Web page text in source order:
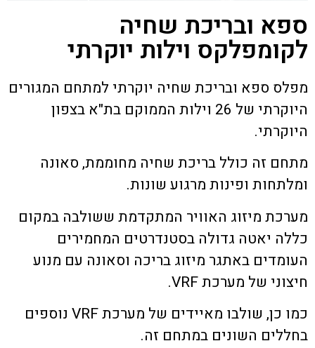
ספא ובריכת שחיה
לקומפלקס וילות יוקרתי
מפלס ספא ובריכת שחיה יוקרתי למתחם המגורים
היוקרתי של 26 וילות הממוקם בת"א בצפון
היוקרתי.
מתחם זה כולל בריכת שחיה מחוממת, סאונה
ומלתחות ופינות מרגוע שונות.
מערכת מיזוג האוויר המתקדמת ששולבה במקום
כללה יאטה גדולה בסטנדרטים המחמירים
העומדים באתגר מיזוג בריכה וסאונה עם מנוע
חיצוני של מערכת VRF.
כמו כן, שולבו מאיידים של מערכת VRF נוספים
בחללים השונים במתחם זה.